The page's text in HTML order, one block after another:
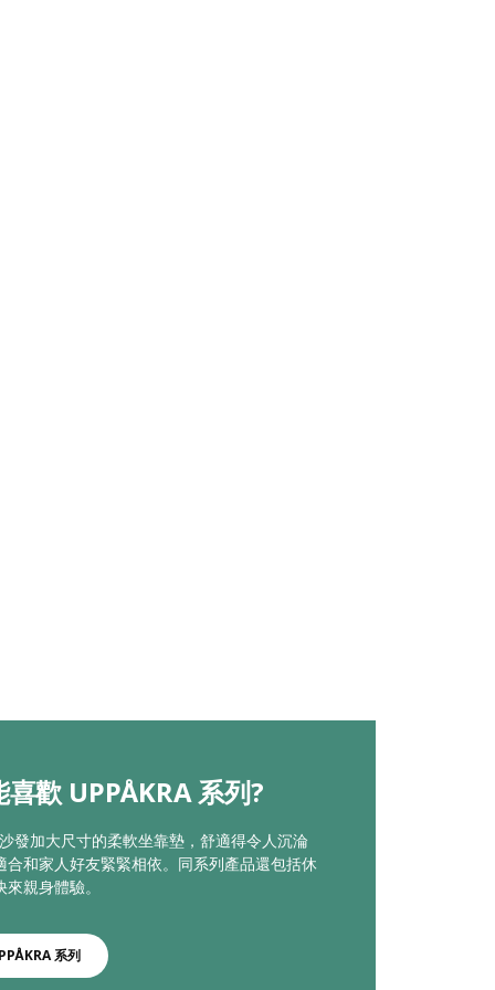
歡 UPPÅKRA 系列?
發加大尺寸的柔軟坐靠墊，舒適得令人沉淪
合和家人好友緊緊相依。同系列產品還包括休
親身體驗。
系列